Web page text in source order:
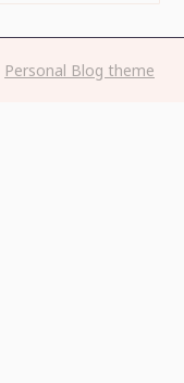
Personal Blog theme